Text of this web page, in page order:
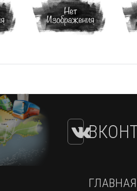
ГЛАВНАЯ